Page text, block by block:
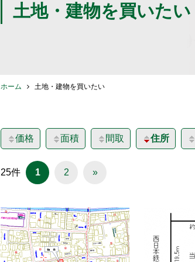
土地・建物を買いたい
ホーム 土地・建物を買いたい
価格 面積 間取 住所
25件 1 2 »